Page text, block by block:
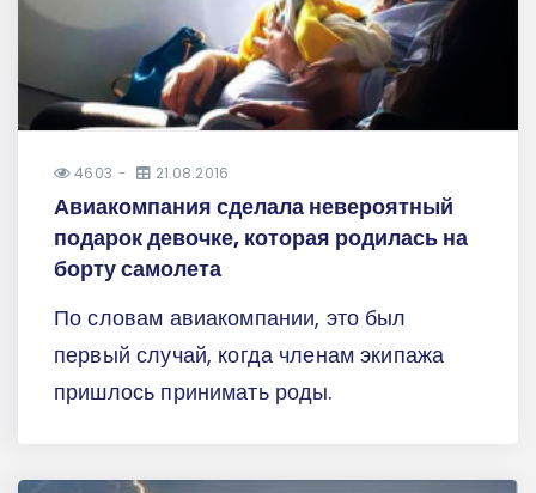
4603 21.08.2016
Авиакомпания сделала невероятный
подарок девочке, которая родилась на
борту самолета
По словам авиакомпании, это был
первый случай, когда членам экипажа
пришлось принимать роды.